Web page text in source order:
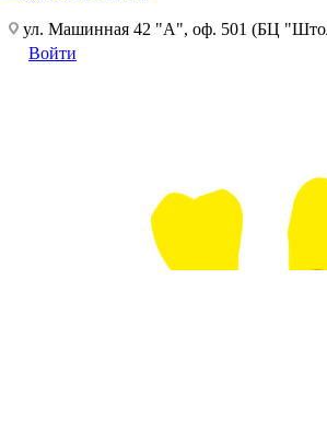
ул. Машинная 42 "А", оф. 501 (БЦ
Войти